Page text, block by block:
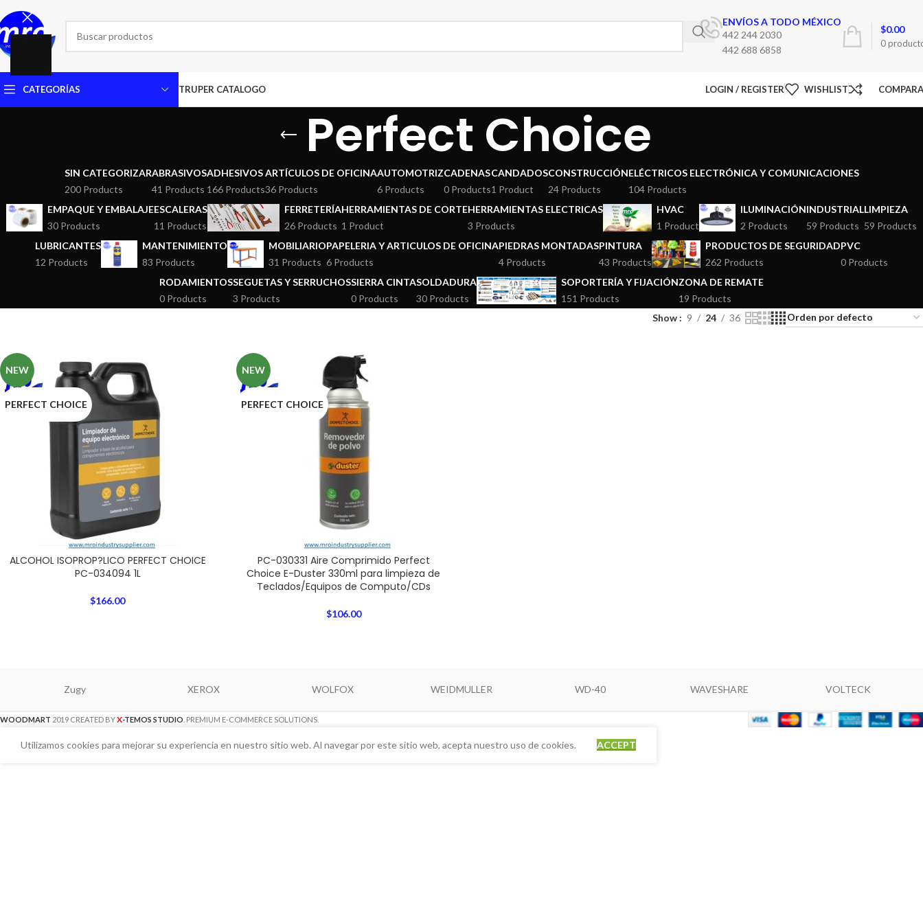
ENVÍOS A TODO MÉXICO
442 244 2030
442 688 6858
0
$0.00
CATEGORÍAS TRUPER CATALOGO LOGIN / REGISTER WISHLIST
Perfect Choice
SIN CATEGORIZAR
200 Products
ABRASIVOS
41 Products
ADHESIVOS
166 Products
ARTÍCULOS DE OFICINA
36 Products
AUTOMOTRIZ
6 Products
CADENAS
0 Products
CANDADOS
1 Product
CONSTRUCCIÓN
24 Products
ELÉCTRICOS ELECTRÓNICA Y COMUNICACIONES
104 Products
EMPAQUE Y EMBALAJE
30 Products
ESCALERAS
11 Products
FERRETERÍA
26 Products
HERRAMIENTAS DE CORTE
1 Product
HERRAMIENTAS ELECTRICAS
3 Products
HVAC
1 Product
ILUMINACIÓN
2 Products
INDUSTRIAL
59 Products
LIMPIEZA
59 Products
LUBRICANTES
12 Products
MANTENIMIENTO
83 Products
MOBILIARIO
31 Products
PAPELERIA Y ARTICULOS DE OFICINA
6 Products
PIEDRAS MONTADAS
4 Products
PINTURA
43 Products
PRODUCTOS DE SEGURIDAD
262 Products
PVC
0 Products
RODAMIENTOS
0 Products
SEGUETAS Y SERRUCHOS
3 Products
SIERRA CINTA
0 Products
SOLDADURA
30 Products
SOPORTERÍA Y FIJACIÓN
151 Products
ZONA DE REMATE
19 Products
Show
9 24 36
NEW
PERFECT CHOICE
ALCOHOL ISOPROP?LICO PERFECT CHOICE
PC-034094 1L
$166.00
NEW
PERFECT CHOICE
PC-030331 Aire Comprimido Perfect
Choice E-Duster 330ml para limpieza de
Teclados/Equipos de Computo/CDs
$106.00
Zugy XEROX WOLFOX WEIDMULLER WD-40 WAVESHARE VOLTECK
WOODMART 2019 CREATED BYX-TEMOS STUDIO . PREMIUM E-COMMERCE SOLUTIONS.
Utilizamos cookies para mejorar su experiencia en nuestro sitio web. Al navegar por este sitio web, acepta nuestro uso de cookies. ACCEPT